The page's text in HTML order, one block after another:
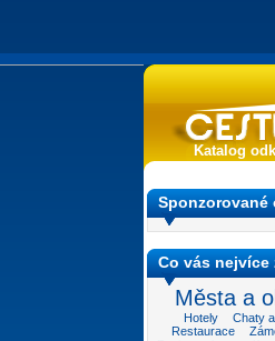
Katalog
Sponzorované
Co vás nejvíce
Města a
Hotely Chaty
Restaurace